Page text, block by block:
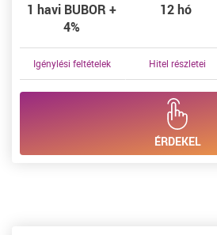
1 havi BUBOR +
4%
12 hó
Igénylési feltételek Hitel részletei
ÉRDEKEL